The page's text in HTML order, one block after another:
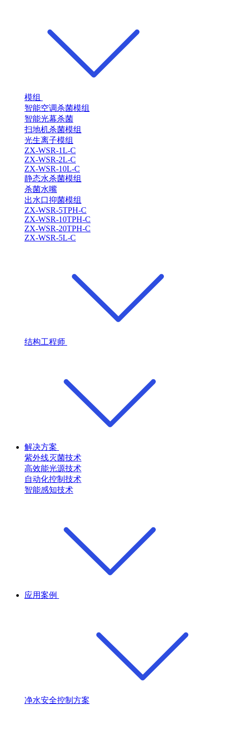
模组
智能空调杀菌模组
智能光幕杀菌
扫地机杀菌模组
光生离子模组
ZX-WSR-1L-C
ZX-WSR-2L-C
ZX-WSR-10L-C
静态水杀菌模组
杀菌水嘴
出水口抑菌模组
ZX-WSR-5TPH-C
ZX-WSR-10TPH-C
ZX-WSR-20TPH-C
ZX-WSR-5L-C
结构工程师
解决方案
紫外线灭菌技术
高效能光源技术
自动化控制技术
智能感知技术
应用案例
净水安全控制方案